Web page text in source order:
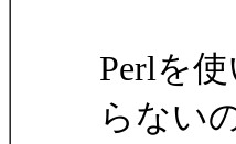
Perlを
らない